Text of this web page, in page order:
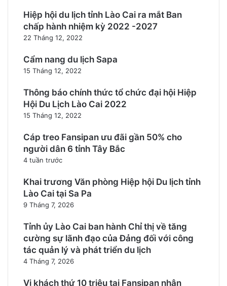
Hiệp hội du lịch tỉnh Lào Cai ra mắt Ban
chấp hành nhiệm kỳ 2022 -2027
22 Tháng 12, 2022
Cẩm nang du lịch Sapa
15 Tháng 12, 2022
Thông báo chính thức tổ chức đại hội Hiệp
Hội Du Lịch Lào Cai 2022
15 Tháng 12, 2022
Cáp treo Fansipan ưu đãi gần 50% cho
người dân 6 tỉnh Tây Bắc
4 tuần trước
Khai trương Văn phòng Hiệp hội Du lịch tỉnh
Lào Cai tại Sa Pa
9 Tháng 7, 2026
Tỉnh ủy Lào Cai ban hành Chỉ thị về tăng
cường sự lãnh đạo của Đảng đối với công
tác quản lý và phát triển du lịch
4 Tháng 7, 2026
Vị khách thứ 10 triệu tại Fansipan nhận